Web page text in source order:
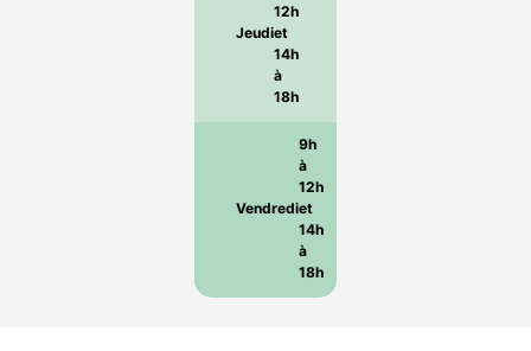
Jeudi
12h
et
14h
à
18h
Vendredi
9h
à
12h
et
14h
à
18h